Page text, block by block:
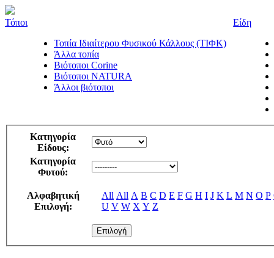
Τόποι
Τοπία Ιδιαίτερου Φυσικού Κάλλους (ΤΙΦΚ)
Άλλα τοπία
Βιότοποι Corine
Βιότοποι NATURA
Άλλοι βιότοποι
Είδη
Κατηγορία
Είδους:
Κατηγορία
Φυτού:
Αλφαβητική
Επιλογή:
All All A B C D E F G H I J K L M N O P
U V W X Y Z